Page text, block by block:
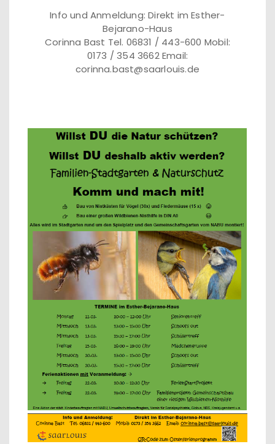
Info und Anmeldung: Direkt im Esther-
Bejarano-Haus
Corinna Bast Tel. 06831 / 443-600 Mobil:
0173 / 354 3662 Email:
corinna.bast@saarlouis.de